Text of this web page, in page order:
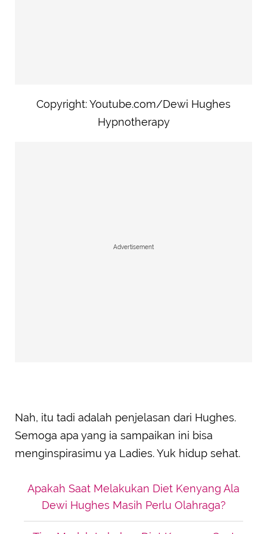
Copyright: Youtube.com/Dewi Hughes
Hypnotherapy
Advertisement
Nah, itu tadi adalah penjelasan dari Hughes.
Semoga apa yang ia sampaikan ini bisa
menginspirasimu ya Ladies. Yuk hidup sehat.
Apakah Saat Melakukan Diet Kenyang Ala
Dewi Hughes Masih Perlu Olahraga?